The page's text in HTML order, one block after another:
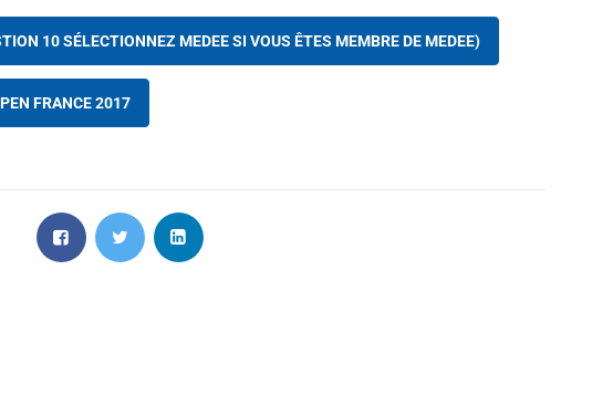
10 SÉLECTIONNEZ MEDEE SI VOUS ÊTES MEMBRE DE MEDEE)
FRANCE 2017